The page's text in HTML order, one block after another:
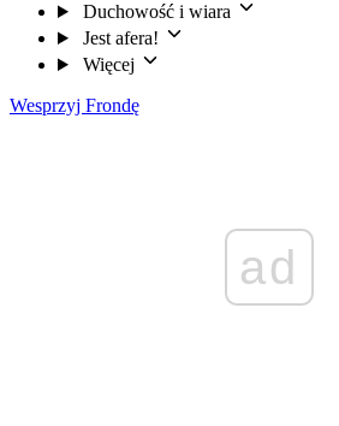
Duchowość i wiara
Jest afera!
Więcej
Wesprzyj Frondę
ad